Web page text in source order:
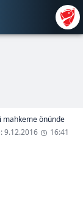
mahkeme önünde
9.12.2016 16:41